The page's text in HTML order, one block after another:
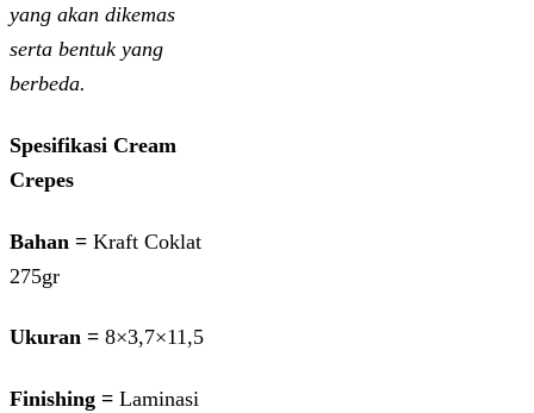
yang akan dikemas
serta bentuk yang
berbeda.
Spesifikasi Cream
Crepes
Bahan = Kraft Coklat
275gr
Ukuran = 8×3,7×11,5
Finishing = Laminasi